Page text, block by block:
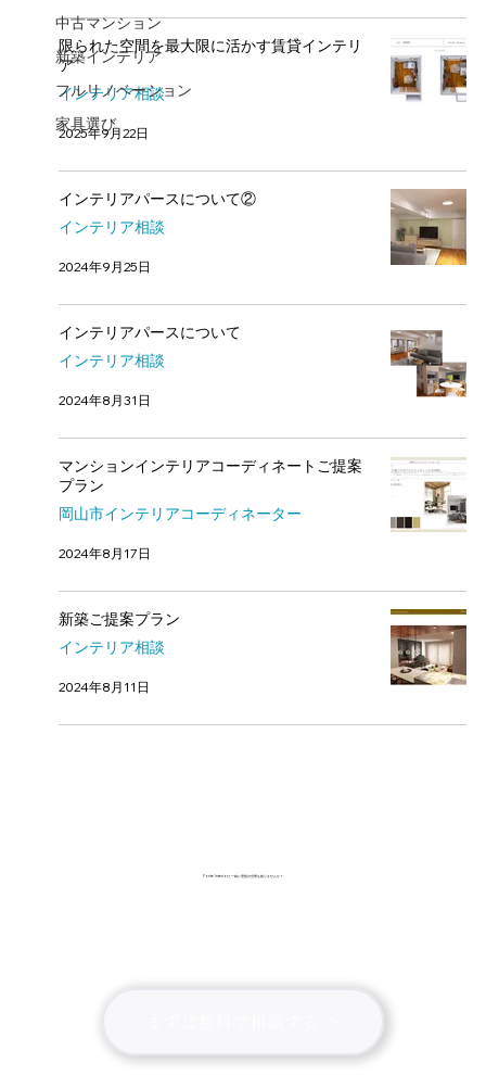
Fonte Interiorと一緒に理想の空間を創りませんか？
中古マンション
新築インテリア
フルリノベーション
家具選び
限られた空間を最大限に活かす賃貸インテリ
ア
インテリア相談
2025年9月22日
インテリアパースについて②
インテリア相談
2024年9月25日
インテリアパースについて
インテリア相談
2024年8月31日
マンションインテリアコーディネートご提案
プラン
岡山市インテリアコーディネーター
2024年8月17日
新築ご提案プラン
インテリア相談
2024年8月11日